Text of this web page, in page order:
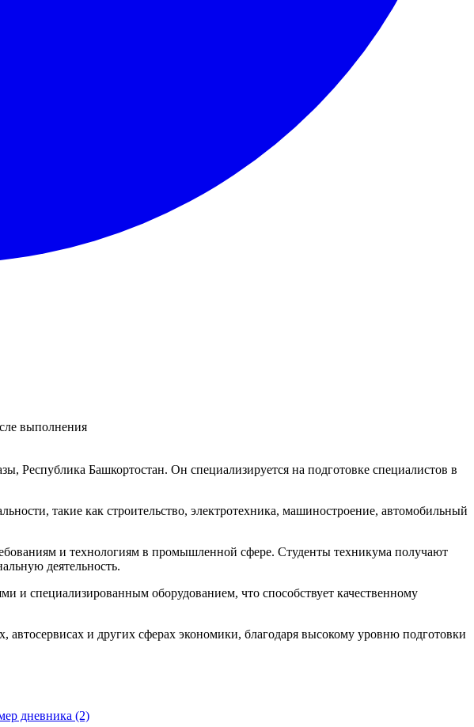
выполнения
Республика Башкортостан. Он специализируется на подготовке специалистов в
такие как строительство, электротехника, машиностроение, автомобильный
и технологиям в промышленной сфере. Студенты техникума получают
деятельность.
специализированным оборудованием, что способствует качественному
и других сферах экономики, благодаря высокому уровню подготовки
дневника (2)